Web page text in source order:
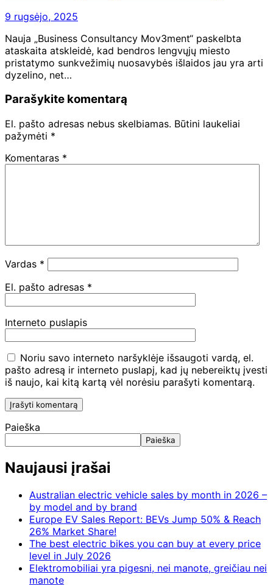
9 rugsėjo, 2025
Nauja „Business Consultancy Mov3ment“ paskelbta
ataskaita atskleidė, kad bendros lengvųjų miesto
pristatymo sunkvežimių nuosavybės išlaidos jau yra arti
dyzelino, net…
Parašykite komentarą
El. pašto adresas nebus skelbiamas. Būtini laukeliai
pažymėti *
Komentaras *
Vardas *
El. pašto adresas *
Interneto puslapis
Noriu savo interneto naršyklėje išsaugoti vardą, el.
pašto adresą ir interneto puslapį, kad jų nebereiktų įvesti
iš naujo, kai kitą kartą vėl norėsiu parašyti komentarą.
Paieška
Paieška
Naujausi įrašai
Australian electric vehicle sales by month in 2026 –
by model and by brand
Europe EV Sales Report: BEVs Jump 50% & Reach
26% Market Share!
The best electric bikes you can buy at every price
level in July 2026
Elektromobiliai yra pigesni, nei manote, greičiau nei
manote